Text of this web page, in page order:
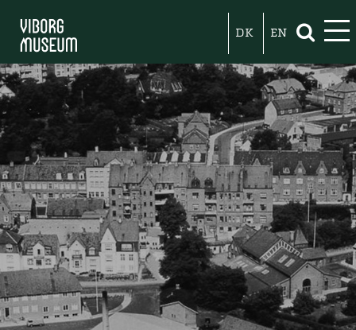
DK EN